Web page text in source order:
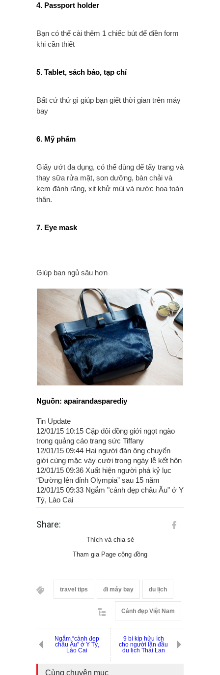
4. Passport holder
Bạn có thể cài thêm 1 chiếc bút để điền form
khi cần thiết
5. Tablet, sách báo, tạp chí
Bất cứ thứ gì giúp bạn giết thời gian trên máy
bay
6. Mỹ phẩm
Giấy ướt đa dụng, có thể dùng để tẩy trang và
thay sữa rửa mặt, son dưỡng, bàn chải và
kem đánh răng, xịt khử mùi và nước hoa toàn
thân.
7. Eye mask
Giúp bạn ngủ sâu hơn
Nguồn: apairandasparediy
Tin Update
12/01/15 10:15 Cặp đôi đồng giới ngọt ngào
trong quảng cáo trang sức Tiffany
12/01/15 09:44 Hai người đàn ông chuyển
giới cùng mặc váy cưới trong ngày lễ kết hôn
12/01/15 09:36 Xuất hiện người phá kỷ lục
“Đường lên đỉnh Olympia” sau 15 năm
12/01/15 09:33 Ngắm "cảnh đẹp châu Âu" ở Y
Tý, Lào Cai
Share:
Thích và chia sẻ
Tham gia Page cộng đồng
travel tips đi máy bay du lịch
Cảnh đẹp Việt Nam
Ngắm “cảnh đẹp
châu Âu” ở Y Tý,
Lào Cai
9 bí kíp hữu ích
cho người lần đầu
du lịch Thái Lan
Cùng chuyên mục